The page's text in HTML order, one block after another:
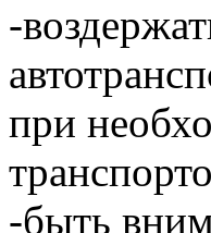
-
при
-быть